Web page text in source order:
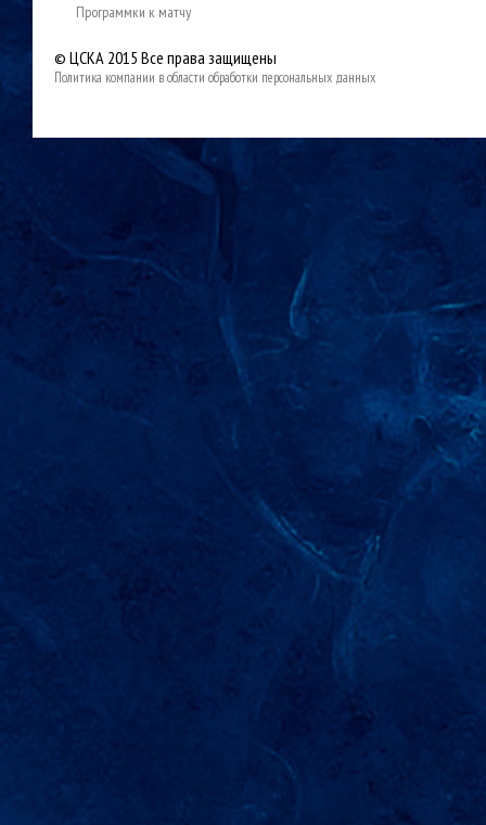
Программки к матчу
© ЦСКА 2015 Все права защищены
Политика компании в области обработки персональных данных